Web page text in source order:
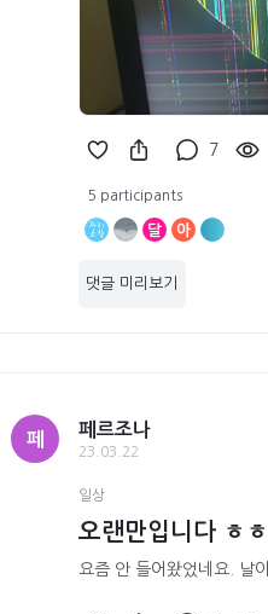
7
5 participants
달 아
댓글 미리보기
페
페르조나
23.03.22
일상
오랜만입니다 ㅎㅎ
요즘 안 들어왔었네요. 날